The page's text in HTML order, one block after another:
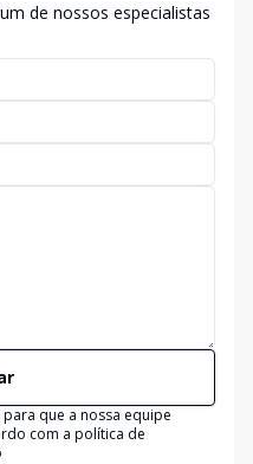
de nossos especialistas
que a nossa equipe
com a política de